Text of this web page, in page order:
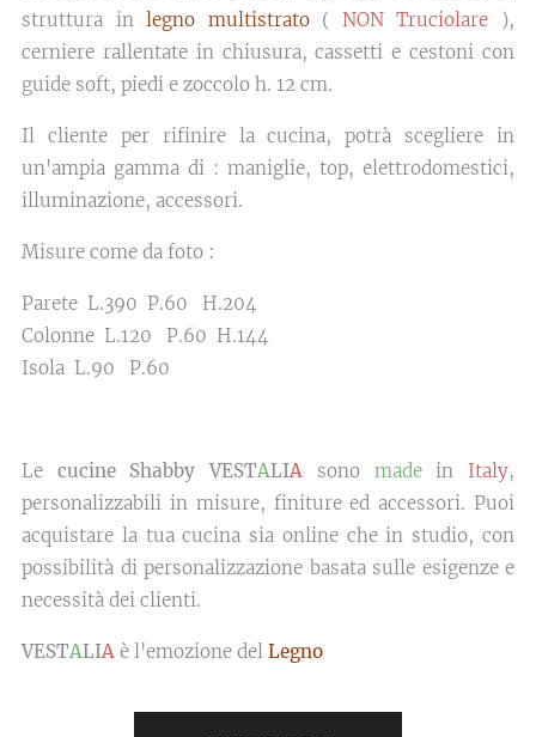
struttura inlegno multistrato ( NON Truciolare ),
cerniere rallentate in chiusura, cassetti e cestoni con
guide soft, piedi e zoccolo h. 12 cm.
Il cliente per rifinire la cucina, potrà scegliere in
un'ampia gamma di : maniglie, top, elettrodomestici,
illuminazione, accessori.
Misure come da foto :
Parete L.390 P.60 H.204
Colonne L.120 P.60 H.144
Isola L.90 P.60
Le cucine Shabby VESTALIA sono madein Italy,
personalizzabili in misure, finiture ed accessori. Puoi
acquistare la tua cucina sia online che in studio, con
possibilità di personalizzazione basata sulle esigenze e
necessità dei clienti.
VESTALIA è l'emozione del Legno